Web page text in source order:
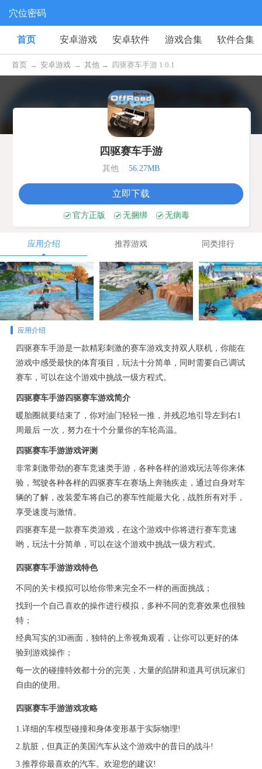
穴位密码
首页 安卓游戏 安卓软件 游戏合集 软件合集
首页 → 安卓游戏 → 其他 → 四驱赛车手游 1.0.1
四驱赛车手游
其他 56.27MB
立即下载
官方正版 无捆绑 无病毒
应用介绍 推荐游戏 同类排行
应用介绍
四驱赛车手游是一款精彩刺激的赛车游戏支持双人联机，你能在
游戏中感受最快的体育项目，玩法十分简单，同时需要自己调试
赛车，可以在这个游戏中挑战一级方程式。
四驱赛车手游四驱赛车游戏简介
暖胎圈就要结束了，你对油门轻轻一推，并残忍地引导左到右1
周最后 一次，努力在十个分量你的车轮高温。
四驱赛车手游游戏评测
非常刺激带劲的赛车竞速类手游，各种各样的游戏玩法等你来体
验，驾驶各种各样的四驱赛车在赛场上奔驰疾走，通过自身对车
辆的了解，改装爱车将自己的赛车性能最大化，战胜所有对手，
享受速度与激情。
四驱赛车是一款赛车类游戏，在这个游戏中你将进行赛车竞速
哟，玩法十分简单，可以在这个游戏中挑战一级方程式。
四驱赛车手游游戏特色
不同的关卡模拟可以给你带来完全不一样的画面挑战；
找到一个自己喜欢的操作进行模拟，多种不同的竞赛效果也很独
特；
经典写实的3D画面，独特的上帝视角观看，让你可以更好的体
验到游戏操作；
每一次的碰撞特效都十分的完美，大量的陷阱和道具可供玩家们
自由的使用。
四驱赛车手游游戏攻略
1.详细的车模型碰撞和身体变形基于实际物理!
2.肮脏，但真正的美国汽车从这个游戏中的昔日的战斗!
3.推荐你最喜欢的汽车。欢迎您的建议!